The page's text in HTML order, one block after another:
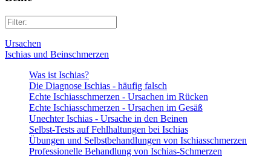
Ursachen
Ischias und Beinschmerzen
Was ist Ischias?
Die Diagnose Ischias - häufig falsch
Echte Ischiasschmerzen - Ursachen im Rücken
Echte Ischiasschmerzen - Ursachen im Gesäß
Unechter Ischias - Ursache in den Beinen
Selbst-Tests auf Fehlhaltungen bei Ischias
Übungen und Selbstbehandlungen von Ischiasschmerzen
Professionelle Behandlung von Ischias-Schmerzen